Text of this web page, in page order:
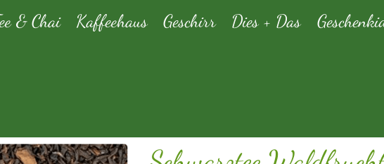
& Chai Kaffeehaus Geschirr Dies + Das